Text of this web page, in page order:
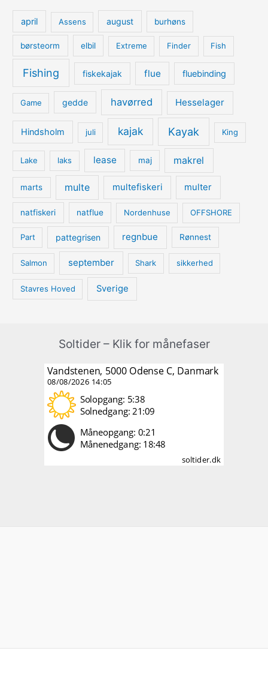
april Assens august burhøns
børsteorm elbil Extreme Finder Fish
Fishing fiskekajak flue fluebinding
Game gedde havørred Hesselager
Hindsholm juli kajak Kayak King
Lake laks lease maj makrel
marts multe multefiskeri multer
natfiskeri natflue Nordenhuse OFFSHORE
Part pattegrisen regnbue Rønnest
Salmon september Shark sikkerhed
Stavres Hoved Sverige
Soltider – Klik for månefaser